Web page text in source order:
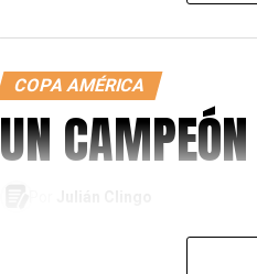
COPA AMÉRICA
UN